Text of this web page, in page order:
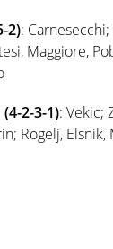
2):
Maggiore,
(4-2-3-1): Vekic;
Rogelj, Elsnik,